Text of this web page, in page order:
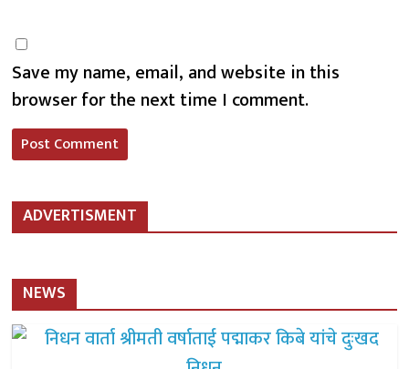
Save my name, email, and website in this
browser for the next time I comment.
ADVERTISMENT
NEWS